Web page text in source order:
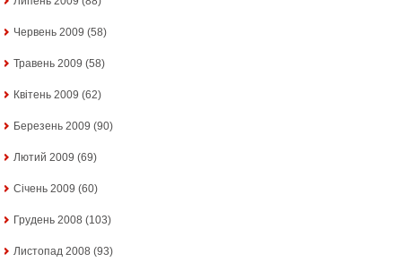
Червень 2009 (58)
Травень 2009 (58)
Квітень 2009 (62)
Березень 2009 (90)
Лютий 2009 (69)
Січень 2009 (60)
Грудень 2008 (103)
Листопад 2008 (93)